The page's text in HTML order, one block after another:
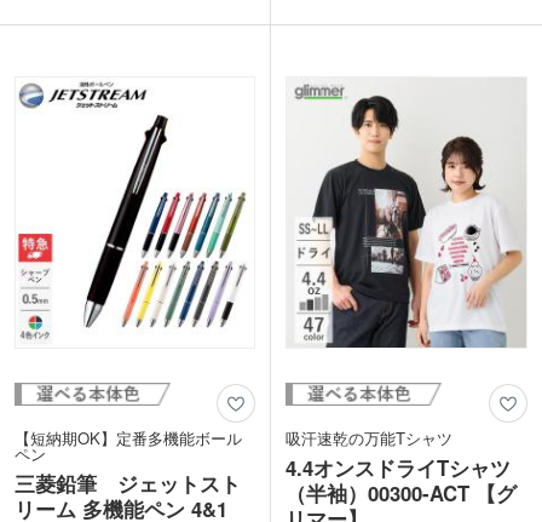
物が重たくなっても安心。毎日のお買い
やイベント名を入れたノベルティ制作に
いかがでしょうか。
スタンドなどを入れる推し活グッズにも
れできます。ブランド名をプリントした
販促品、イベントロゴをプリントした物
販グッズなどにぴったりです。性別問わ
ず喜ばれる格安アイテムをお探しの方に
ぴったり！
【短納期OK】定番多機能ボール
ペン
三菱鉛筆 ジェットスト
リーム 多機能ペン 4&1
吸汗速乾の万能Tシャツ
4.4オンスドライTシャツ
（半袖）00300-ACT 【グ